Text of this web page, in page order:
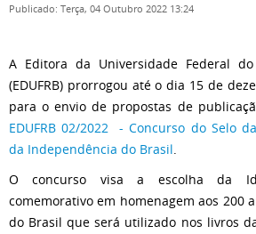
Publicado: Terça, 04 Outubro 2022 13:24
A Editora da Universidade Federal
(EDUFRB) prorrogou até o dia 15 de
para o envio de propostas de
EDUFRB 02/2022 - Concurso do Selo
da Independência do Brasil.
O concurso visa a escolha da
comemorativo em homenagem aos 200
do Brasil que será utilizado nos livros